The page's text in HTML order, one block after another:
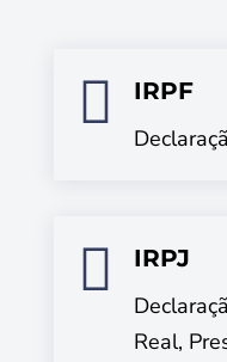

IRPF

IRPJ
Real,